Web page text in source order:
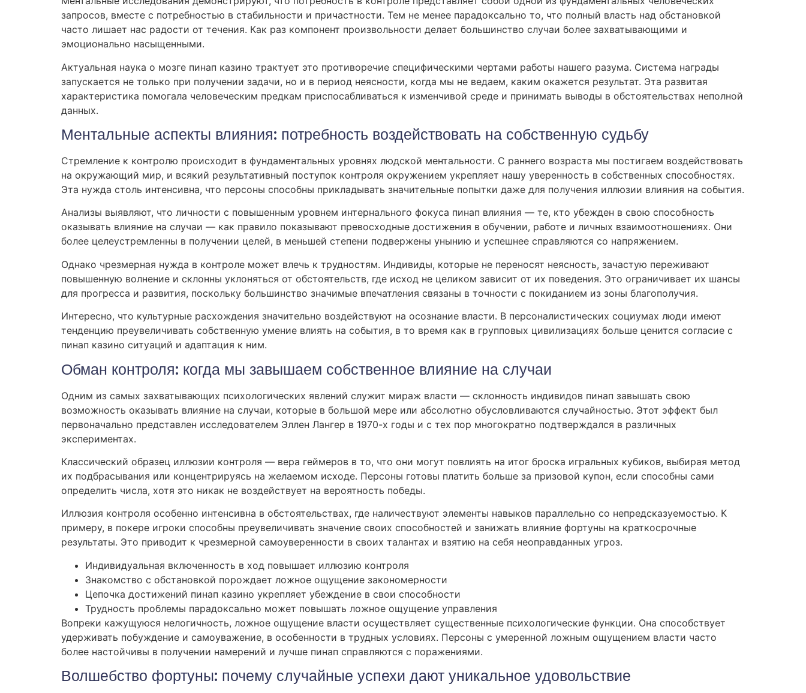
запросов, вместе с потребностью в стабильности и причастности. Тем не менее парадоксально то, что полный власть над обстановкой
часто лишает нас радости от течения. Как раз компонент произвольности делает большинство случаи более захватывающими и
эмоционально насыщенными.
Актуальная наука о мозге пинап казино трактует это противоречие специфическими чертами работы нашего разума. Система награды
запускается не только при получении задачи, но и в период неясности, когда мы не ведаем, каким окажется результат. Эта развитая
характеристика помогала человеческим предкам приспосабливаться к изменчивой среде и принимать выводы в обстоятельствах неполной
данных.
Ментальные аспекты влияния: потребность воздействовать на собственную судьбу
Стремление к контролю происходит в фундаментальных уровнях людской ментальности. С раннего возраста мы постигаем воздействовать
на окружающий мир, и всякий результативный поступок контроля окружением укрепляет нашу уверенность в собственных способностях.
Эта нужда столь интенсивна, что персоны способны прикладывать значительные попытки даже для получения иллюзии влияния на события.
Анализы выявляют, что личности с повышенным уровнем интернального фокуса пинап влияния — те, кто убежден в свою способность
оказывать влияние на случаи — как правило показывают превосходные достижения в обучении, работе и личных взаимоотношениях. Они
более целеустремленны в получении целей, в меньшей степени подвержены унынию и успешнее справляются со напряжением.
Однако чрезмерная нужда в контроле может влечь к трудностям. Индивиды, которые не переносят неясность, зачастую переживают
повышенную волнение и склонны уклоняться от обстоятельств, где исход не целиком зависит от их поведения. Это ограничивает их шансы
для прогресса и развития, поскольку большинство значимые впечатления связаны в точности с покиданием из зоны благополучия.
Интересно, что культурные расхождения значительно воздействуют на осознание власти. В персоналистических социумах люди имеют
тенденцию преувеличивать собственную умение влиять на события, в то время как в групповых цивилизациях больше ценится согласие с
пинап казино ситуаций и адаптация к ним.
Обман контроля: когда мы завышаем собственное влияние на случаи
Одним из самых захватывающих психологических явлений служит мираж власти — склонность индивидов пинап завышать свою
возможность оказывать влияние на случаи, которые в большой мере или абсолютно обусловливаются случайностью. Этот эффект был
первоначально представлен исследователем Эллен Лангер в 1970-х годы и с тех пор многократно подтверждался в различных
экспериментах.
Классический образец иллюзии контроля — вера геймеров в то, что они могут повлиять на итог броска игральных кубиков, выбирая метод
их подбрасывания или концентрируясь на желаемом исходе. Персоны готовы платить больше за призовой купон, если способны сами
определить числа, хотя это никак не воздействует на вероятность победы.
Иллюзия контроля особенно интенсивна в обстоятельствах, где наличествуют элементы навыков параллельно со непредсказуемостью. К
примеру, в покере игроки способны преувеличивать значение своих способностей и занижать влияние фортуны на краткосрочные
результаты. Это приводит к чрезмерной самоуверенности в своих талантах и взятию на себя неоправданных угроз.
Индивидуальная включенность в ход повышает иллюзию контроля
Знакомство с обстановкой порождает ложное ощущение закономерности
Цепочка достижений пинап казино укрепляет убеждение в свои способности
Трудность проблемы парадоксально может повышать ложное ощущение управления
Вопреки кажущуюся нелогичность, ложное ощущение власти осуществляет существенные психологические функции. Она способствует
удерживать побуждение и самоуважение, в особенности в трудных условиях. Персоны с умеренной ложным ощущением власти часто
более настойчивы в получении намерений и лучше пинап справляются с поражениями.
Волшебство фортуны: почему случайные успехи дают уникальное удовольствие